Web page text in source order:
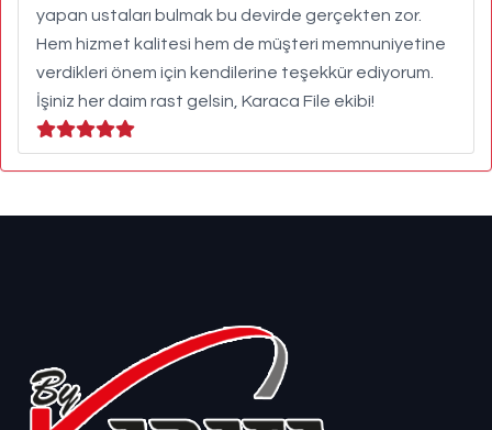
yapan ustaları bulmak bu devirde gerçekten zor.
Hem hizmet kalitesi hem de müşteri memnuniyetine
verdikleri önem için kendilerine teşekkür ediyorum.
İşiniz her daim rast gelsin, Karaca File ekibi!